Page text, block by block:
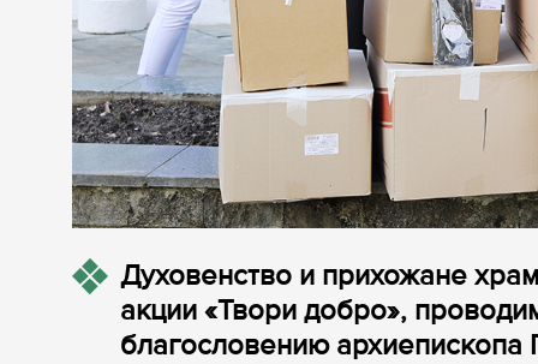
Духовенство и прихожане
акции «Твори добро»,
благословению